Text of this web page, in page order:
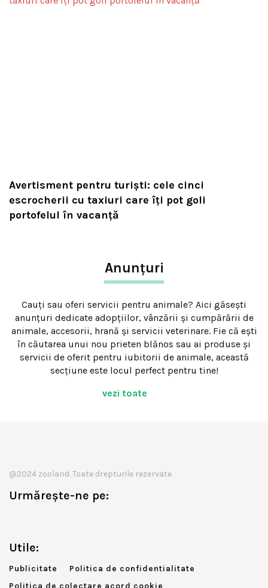
Avertisment pentru turiști: cele cinci
escrocherii cu taxiuri care îți pot goli
portofelul în vacanță
Anunțuri
Cauți sau oferi servicii pentru animale? Aici găsești
anunțuri dedicate adopțiilor, vânzării și cumpărării de
animale, accesorii, hrană și servicii veterinare. Fie că ești
în căutarea unui nou prieten blănos sau ai produse și
servicii de oferit pentru iubitorii de animale, această
secțiune este locul perfect pentru tine!
vezi toate
@2024 zooland. Toate drepturile rezervate
Urmărește-ne pe:
Utile:
Publicitate
Politica de confidentialitate